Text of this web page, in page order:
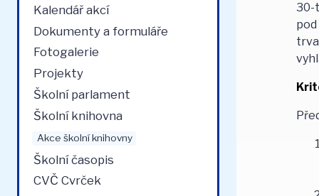
Kalendář akcí
Dokumenty a formuláře
Fotogalerie
Projekty
Školní parlament
Školní knihovna
Akce školní knihovny
Školní časopis
CVČ Cvrček
30-